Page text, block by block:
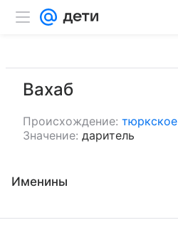
Вахаб
Происхождение: тюркское
Значение: даритель
Именины